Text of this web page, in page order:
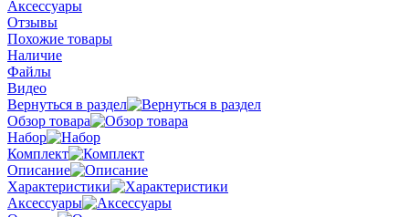
Аксессуары
Отзывы
Похожие товары
Наличие
Файлы
Видео
Вернуться в раздел
Обзор товара
Набор
Комплект
Описание
Характеристики
Аксессуары